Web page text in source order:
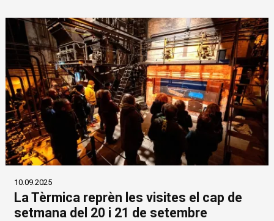
10.09.2025
La Tèrmica reprèn les visites el cap de
setmana del 20 i 21 de setembre